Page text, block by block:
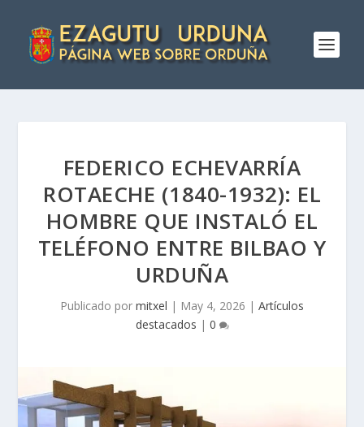
FEDERICO ECHEVARRÍA
ROTAECHE (1840-1932): EL
HOMBRE QUE INSTALÓ EL
TELÉFONO ENTRE BILBAO Y
URDUÑA
Publicado por mitxel | May 4, 2026 | Artículos
destacados | 0